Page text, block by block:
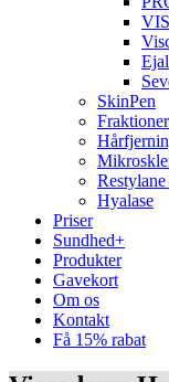
SkinPen
Hyalase
Priser
Sundhed+
Produkter
Gavekort
Om os
Kontakt
Få 15% rabat